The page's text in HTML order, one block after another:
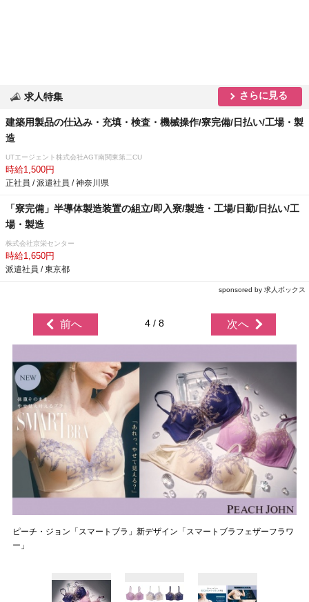
求人特集 さらに見る
建築用製品の仕込み・充填・検査・機械操作/寮完備/日払い/工場・製
造
UTエージェント株式会社AGT南関東第二CU
時給1,500円
正社員 / 派遣社員 / 神奈川県
「寮完備」半導体製造装置の組立/即入寮/製造・工場/日勤/日払い/工
場・製造
株式会社京栄センター
時給1,650円
派遣社員 / 東京都
sponsored by 求人ボックス
前へ 4 / 8 次へ
ピーチ・ジョン「スマートブラ」新デザイン「スマートブラフェザーフラワ
ー」